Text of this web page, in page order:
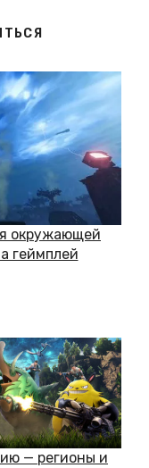
окружающей
геймплей
— регионы и